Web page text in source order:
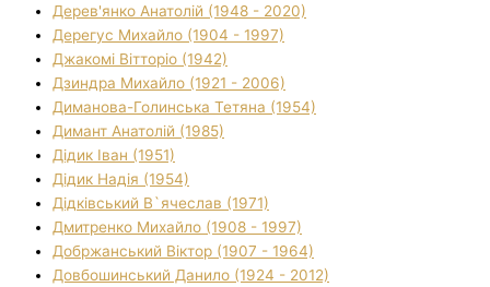
Дерев'янко Анатолій (1948 - 2020)
Дерегус Михайло (1904 - 1997)
Джакомі Вітторіо (1942)
Дзиндра Михайло (1921 - 2006)
Диманова-Голинська Тетяна (1954)
Димант Анатолій (1985)
Дідик Іван (1951)
Дідик Надія (1954)
Дідківський В`ячеслав (1971)
Дмитренко Михайло (1908 - 1997)
Добржанський Віктор (1907 - 1964)
Довбошинський Данило (1924 - 2012)